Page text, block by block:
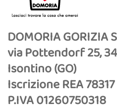
DOMORIA GORIZIA
via Pottendorf 25,
Isontino (GO)
Iscrizione REA
P.IVA 01260750318